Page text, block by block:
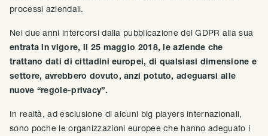
processi aziendali.
Nei due anni intercorsi dalla pubblicazione del GDPR alla sua
entrata in vigore, il 25 maggio 2018, le aziende che
trattano dati di cittadini europei, di qualsiasi dimensione e
settore, avrebbero dovuto, anzi potuto, adeguarsi alle
nuove “regole-privacy”.
In realtà, ad esclusione di alcuni big players internazionali,
sono poche le organizzazioni europee che hanno adeguato i